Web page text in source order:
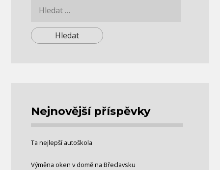
Nejnovější příspěvky
Ta nejlepší autoškola
Výměna oken v domě na Břeclavsku